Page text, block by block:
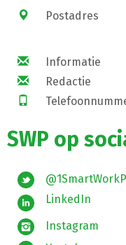
Postadres
Informatie
Redactie
SWP op
LinkedIn
Instagram